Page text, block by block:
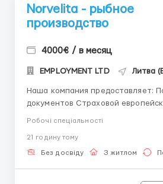
Norvelita - рыбное
производство
4000€ / в месяц
EMPLOYMENT LTD Литва
Наша компания предоставляет: Полный пакет
документов Страховой
Приглашение от работодателя
Поддержка во время рабочего
и юридическое сопровождение Norvelita - рыбное
Робочі спеціальності
21 годину тому
Без досвіду З житлом